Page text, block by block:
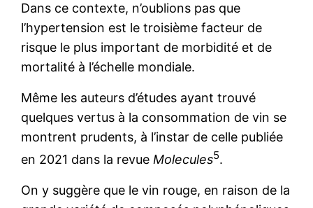
Dans ce contexte, n’oublions pas que
l’hypertension est le troisième facteur de
risque le plus important de morbidité et de
mortalité à l’échelle mondiale.
Même les auteurs d’études ayant trouvé
quelques vertus à la consommation de vin se
montrent prudents, à l’instar de celle publiée
en 2021 dans la revue Molecules5.
On y suggère que le vin rouge, en raison de la